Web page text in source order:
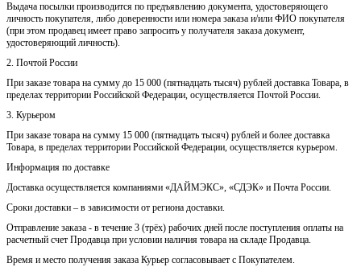
Выдача посылки производится по предъявлению документа, удостоверяющего
личность покупателя, либо доверенности или номера заказа и/или ФИО покупателя
(при этом продавец имеет право запросить у получателя заказа документ,
удостоверяющий личность).
2. Почтой России
При заказе товара на сумму до 15 000 (пятнадцать тысяч) рублей доставка Товара, в
пределах территории Российской Федерации, осуществляется Почтой России.
3. Курьером
При заказе товара на сумму 15 000 (пятнадцать тысяч) рублей и более доставка
Товара, в пределах территории Российской Федерации, осуществляется курьером.
Информация по доставке
Доставка осуществляется компаниями «ДАЙМЭКС», «СДЭК» и Почта России.
Сроки доставки – в зависимости от региона доставки.
Отправление заказа - в течение 3 (трёх) рабочих дней после поступления оплаты на
расчетный счет Продавца при условии наличия товара на складе Продавца.
Время и место получения заказа Курьер согласовывает с Покупателем.